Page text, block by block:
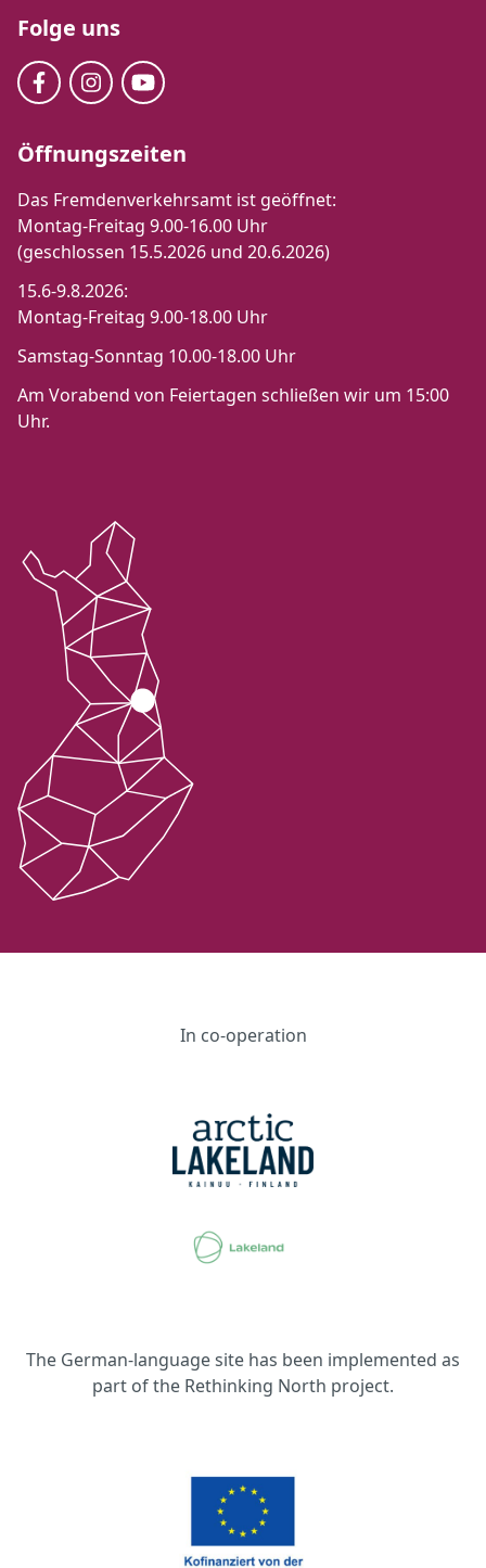
Folge uns
Öffnungszeiten
Das Fremdenverkehrsamt ist geöffnet:
Montag-Freitag 9.00-16.00 Uhr
(geschlossen 15.5.2026 und 20.6.2026)
15.6-9.8.2026:
Montag-Freitag 9.00-18.00 Uhr
Samstag-Sonntag 10.00-18.00 Uhr
Am Vorabend von Feiertagen schließen wir um 15:00
Uhr.
In co-operation
The German-language site has been implemented as
part of the Rethinking North project.